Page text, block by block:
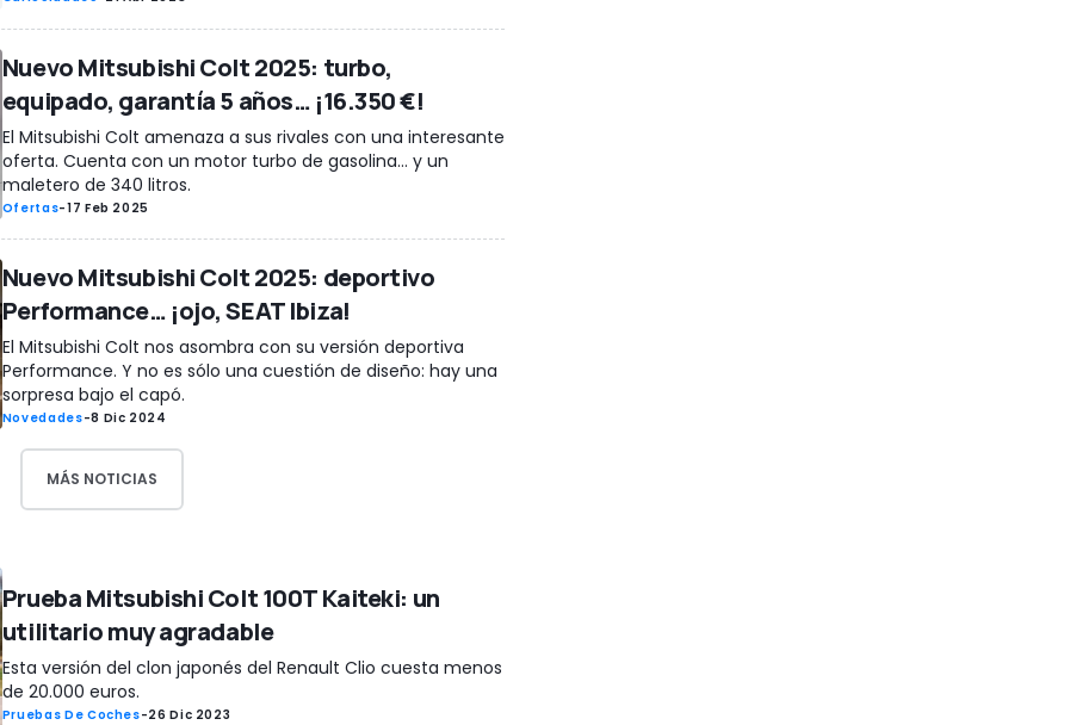
Nuevo Mitsubishi Colt 2025: turbo,
equipado, garantía 5 años… ¡16.350 €!
El Mitsubishi Colt amenaza a sus rivales con una interesante
oferta. Cuenta con un motor turbo de gasolina… y un
maletero de 340 litros.
Ofertas-17 Feb 2025
Nuevo Mitsubishi Colt 2025: deportivo
Performance… ¡ojo, SEAT Ibiza!
El Mitsubishi Colt nos asombra con su versión deportiva
Performance. Y no es sólo una cuestión de diseño: hay una
sorpresa bajo el capó.
Novedades-8 Dic 2024
MÁS NOTICIAS
Prueba Mitsubishi Colt 100T Kaiteki: un
utilitario muy agradable
Esta versión del clon japonés del Renault Clio cuesta menos
de 20.000 euros.
Pruebas De Coches-26 Dic 2023